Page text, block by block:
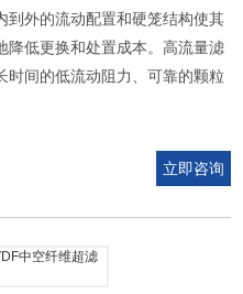
到外的流动配置和硬笼结构使其
降低更换和处置成本。高流量滤
时间的低流动阻力、可靠的颗粒
立即咨询